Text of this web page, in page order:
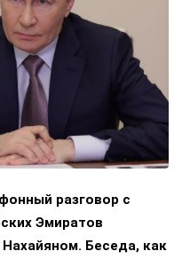
разговор с
Эмиратов
Беседа, как